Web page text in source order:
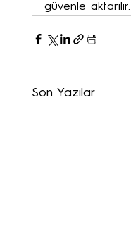
güvenle aktarılır.
Son Yazılar